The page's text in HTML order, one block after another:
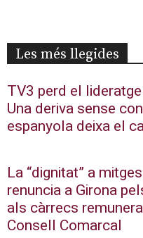
Les més llegides
TV3 perd el
Una deriva sense
espanyola deixa el
La “dignitat” a
renuncia a Girona
als càrrecs
Consell Comarcal